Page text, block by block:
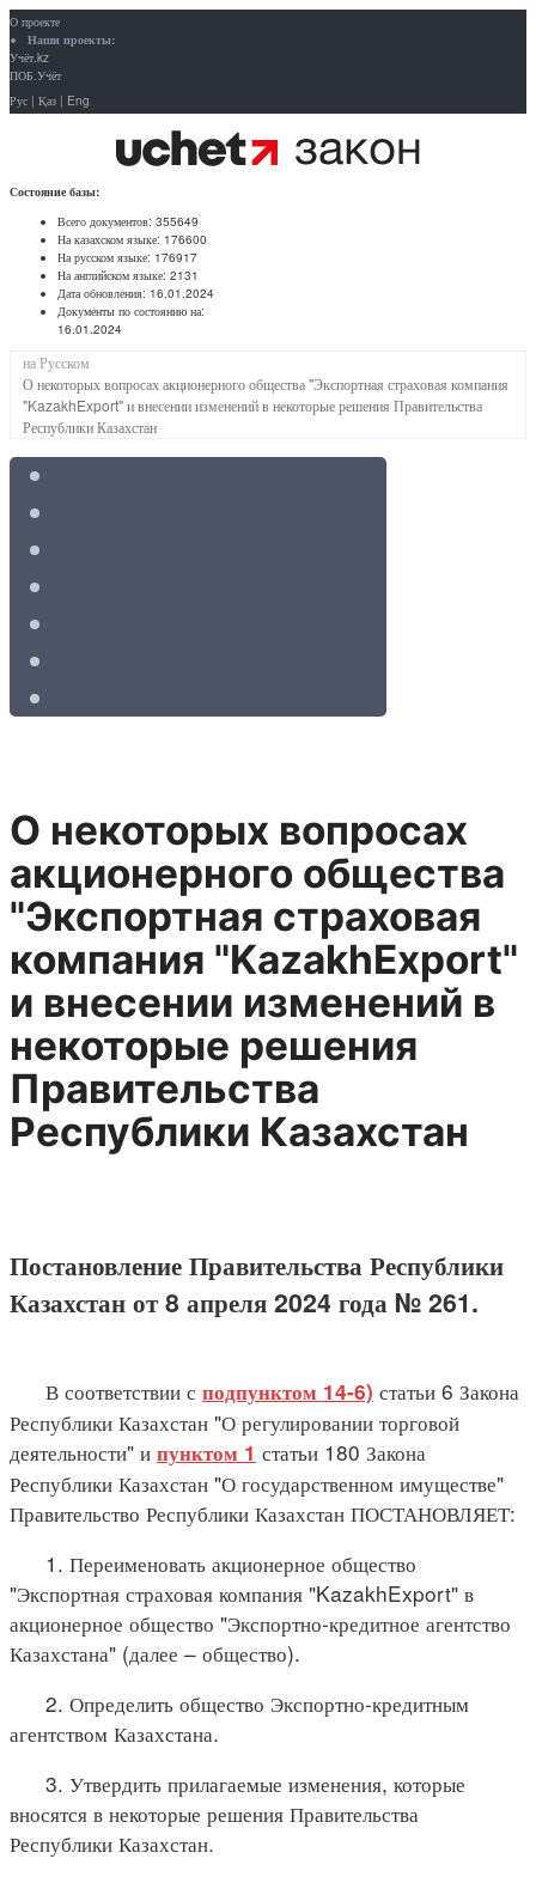
О проекте
Наши проекты:
Учёт.kz
ПОБ.Учёт
Рус | Қаз | Eng
Состояние базы:
Всего документов: 355649
На казахском языке: 176600
На русском языке: 176917
На английском языке: 2131
Дата обновления: 16.01.2024
Документы по состоянию на:
16.01.2024
на Русском
О некоторых вопросах акционерного общества "Экспортная страховая компания
"KazakhExport" и внесении изменений в некоторые решения Правительства
Республики Казахстан
О некоторых вопросах
акционерного общества
"Экспортная страховая
компания "KazakhExport"
и внесении изменений в
некоторые решения
Правительства
Республики Казахстан
Постановление Правительства Республики
Казахстан от 8 апреля 2024 года № 261.
В соответствии с подпунктом 14-6) статьи 6 Закона
Республики Казахстан "О регулировании торговой
деятельности" и пунктом 1 статьи 180 Закона
Республики Казахстан "О государственном имуществе"
Правительство Республики Казахстан ПОСТАНОВЛЯЕТ:
1. Переименовать акционерное общество
"Экспортная страховая компания "KazakhExport" в
акционерное общество "Экспортно-кредитное агентство
Казахстана" (далее – общество).
2. Определить общество Экспортно-кредитным
агентством Казахстана.
3. Утвердить прилагаемые изменения, которые
вносятся в некоторые решения Правительства
Республики Казахстан.